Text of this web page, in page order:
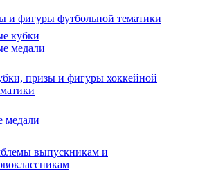
и фигуры футбольной тематики
кубки
медали
призы и фигуры хоккейной
медали
выпускникам и